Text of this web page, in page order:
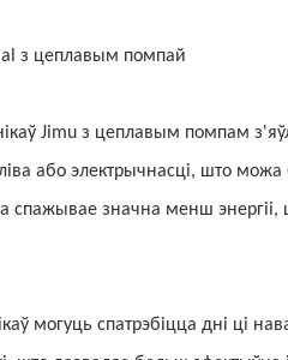
з цеплавым помпай
Jimu з цеплавым помпам
або электрычнасці, што
значна менш энергіі,
могуць спатрэбіцца дні ці